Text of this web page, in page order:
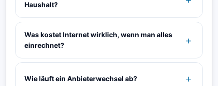
Haushalt?
Was kostet Internet wirklich, wenn man alles
einrechnet?
Wie läuft ein Anbieterwechsel ab?